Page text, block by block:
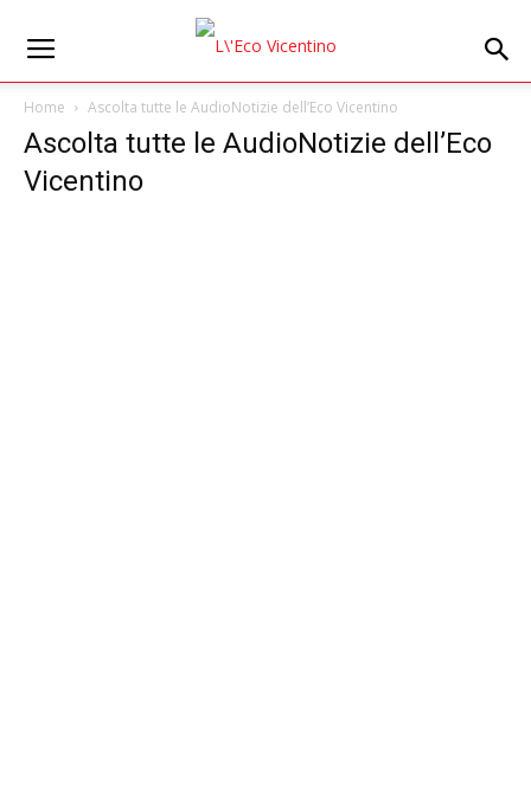
Home Ascolta tutte le AudioNotizie dell’Eco Vicentino
Ascolta tutte le AudioNotizie dell’Eco
Vicentino